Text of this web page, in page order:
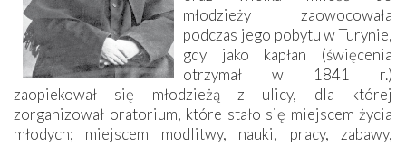
młodzieży zaowocowała
podczas jego pobytu w Turynie,
gdy jako kapłan (święcenia
otrzymał w 1841 r.)
zaopiekował się młodzieżą z ulicy, dla której
zorganizował oratorium, które stało się miejscem życia
młodych; miejscem modlitwy, nauki, pracy, zabawy,